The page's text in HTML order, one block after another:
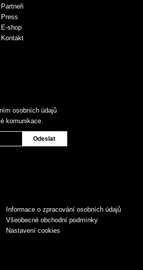
Partneři
Press
E-shop
Kontakt
osobních údajů
komunikace.
Informace o zpracování osobních údajů
Všeobecné obchodní podmínky
Nastavení cookies